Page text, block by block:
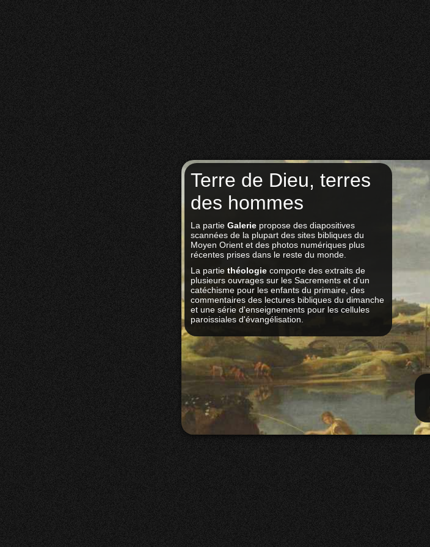
Terre de Dieu, terres
des hommes
La partie Galerie propose des diapositives
scannées de la plupart des sites bibliques du
Moyen Orient et des photos numériques plus
récentes prises dans le reste du monde.
La partie théologie comporte des extraits de
plusieurs ouvrages sur les Sacrements et d'un
catéchisme pour les enfants du primaire, des
commentaires des lectures bibliques du dimanche
et une série d'enseignements pour les cellules
paroissiales d'évangélisation.